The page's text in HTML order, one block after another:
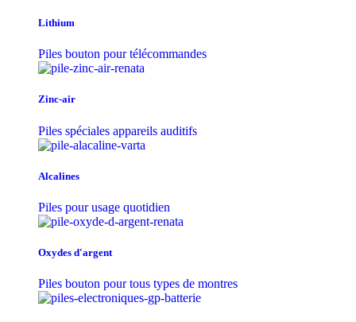
Lithium
Piles bouton pour télécommandes
Zinc-air
Piles spéciales appareils auditifs
Alcalines
Piles pour usage quotidien
Oxydes d'argent
Piles bouton pour tous types de montres